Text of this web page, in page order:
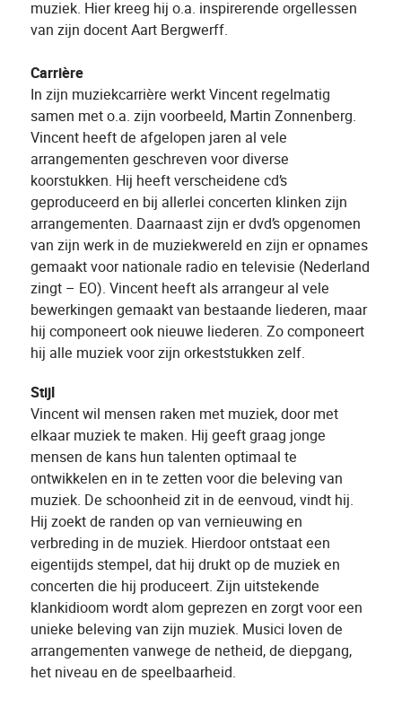
muziek. Hier kreeg hij o.a. inspirerende orgellessen
van zijn docent Aart Bergwerff.
Carrière
In zijn muziekcarrière werkt Vincent regelmatig
samen met o.a. zijn voorbeeld, Martin Zonnenberg.
Vincent heeft de afgelopen jaren al vele
arrangementen geschreven voor diverse
koorstukken. Hij heeft verscheidene cd’s
geproduceerd en bij allerlei concerten klinken zijn
arrangementen. Daarnaast zijn er dvd’s opgenomen
van zijn werk in de muziekwereld en zijn er opnames
gemaakt voor nationale radio en televisie (Nederland
zingt – EO). Vincent heeft als arrangeur al vele
bewerkingen gemaakt van bestaande liederen, maar
hij componeert ook nieuwe liederen. Zo componeert
hij alle muziek voor zijn orkeststukken zelf.
Stijl
Vincent wil mensen raken met muziek, door met
elkaar muziek te maken. Hij geeft graag jonge
mensen de kans hun talenten optimaal te
ontwikkelen en in te zetten voor die beleving van
muziek. De schoonheid zit in de eenvoud, vindt hij.
Hij zoekt de randen op van vernieuwing en
verbreding in de muziek. Hierdoor ontstaat een
eigentijds stempel, dat hij drukt op de muziek en
concerten die hij produceert. Zijn uitstekende
klankidioom wordt alom geprezen en zorgt voor een
unieke beleving van zijn muziek. Musici loven de
arrangementen vanwege de netheid, de diepgang,
het niveau en de speelbaarheid.